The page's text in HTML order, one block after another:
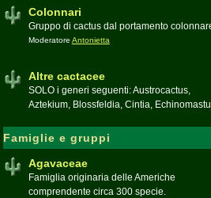
Colonnari
Gruppo di cactus dal portamento
Moderatore Antonietta
Altre cactacee
SOLO i generi seguenti: Austrocactus,
Aztekium, Blossfeldia, Cintia,
Geohintonia, Obregonia, Oroya,
Ortegocactus, Pediocactus, Pelecyphora,
Pereskia, Sclerocactus, Strombocactus ,
Toumeya, Uebelmannia, Yavia. Sottotribù:
Hylocereinae (Aporocactus, Epiphyllum,
Famiglie e gruppi
Agavaceae
Famiglia originaria delle Americhe
comprendente circa 300 specie.